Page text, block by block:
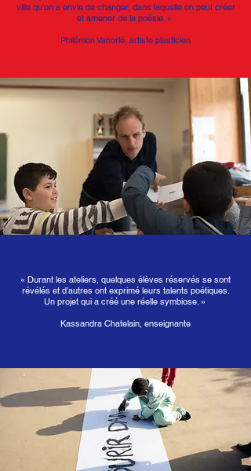
ville qu’on a envie de changer, dans laquelle on peut créer
et amener de la poésie. »
Philémon Vanorlé, artiste plasticien
« Durant les ateliers, quelques élèves réservés se sont
révélés et d’autres ont exprimé leurs talents poétiques.
Un projet qui a créé une réelle symbiose. »
Kassandra Chatelain, enseignante